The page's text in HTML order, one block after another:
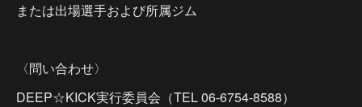
または出場選手および所属ジム
〈問い合わせ〉
DEEP☆KICK実行委員会（TEL 06-6754-8588）